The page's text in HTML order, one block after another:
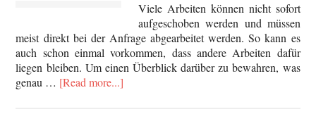
Viele Arbeiten können nicht sofort
aufgeschoben werden und müssen
meist direkt bei der Anfrage abgearbeitet werden. So kann es
auch schon einmal vorkommen, dass andere Arbeiten dafür
liegen bleiben. Um einen Überblick darüber zu bewahren, was
genau … [Read more...]